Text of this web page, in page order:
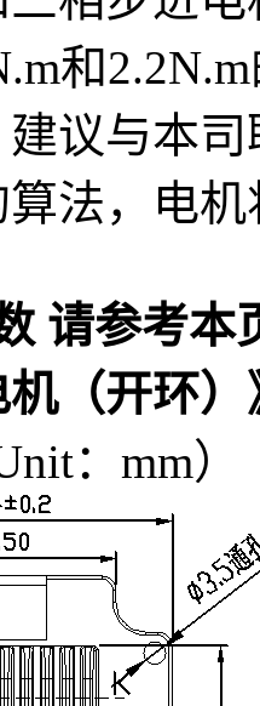
和
议与本
法，电
请参考本
（开环
：mm）